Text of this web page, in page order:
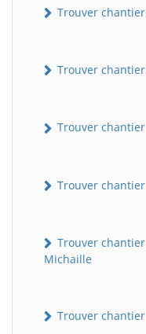
Trouver
Trouver
Trouver
Trouver
Trouver
Michaille
Trouver